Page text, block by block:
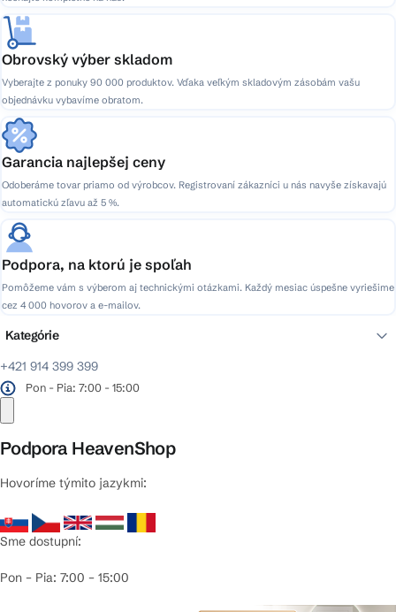
Obrovský výber skladom
Vyberajte z ponuky 90 000 produktov. Vďaka veľkým skladovým zásobám vašu
objednávku vybavíme obratom.
Garancia najlepšej ceny
Odoberáme tovar priamo od výrobcov. Registrovaní zákazníci u nás navyše získavajú
automatickú zľavu až 5 %.
Podpora, na ktorú je spoľah
Pomôžeme vám s výberom aj technickými otázkami. Každý mesiac úspešne vyriešime
cez 4 000 hovorov a e-mailov.
+421 914 399 399
Pon - Pia: 7:00 - 15:00
Podpora HeavenShop
Hovoríme týmito jazykmi:
Sme dostupní:
Pon – Pia: 7:00 – 15:00
Kategórie